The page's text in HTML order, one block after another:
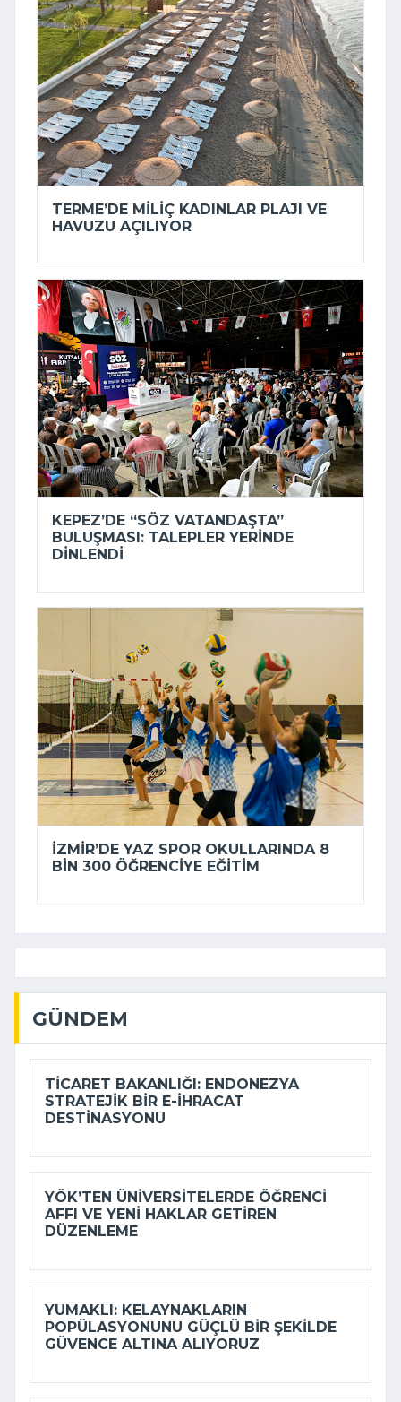
TERME’DE MILIÇ KADINLAR PLAJI VE
HAVUZU AÇILIYOR
KEPEZ’DE “SÖZ VATANDAŞTA”
BULUŞMASI: TALEPLER YERINDE
DINLENDI
İZMIR’DE YAZ SPOR OKULLARINDA 8
BIN 300 ÖĞRENCIYE EĞITIM
GÜNDEM
TICARET BAKANLIĞI: ENDONEZYA
STRATEJIK BIR E-İHRACAT
DESTINASYONU
YÖK’TEN ÜNIVERSITELERDE ÖĞRENCI
AFFI VE YENI HAKLAR GETIREN
DÜZENLEME
YUMAKLI: KELAYNAKLARIN
POPÜLASYONUNU GÜÇLÜ BIR ŞEKILDE
GÜVENCE ALTINA ALIYORUZ